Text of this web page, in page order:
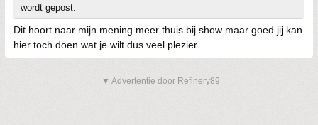
wordt gepost.
Dit hoort naar mijn mening meer thuis bij show maar goed jij kan
hier toch doen wat je wilt dus veel plezier
▼ Advertentie door Refinery89